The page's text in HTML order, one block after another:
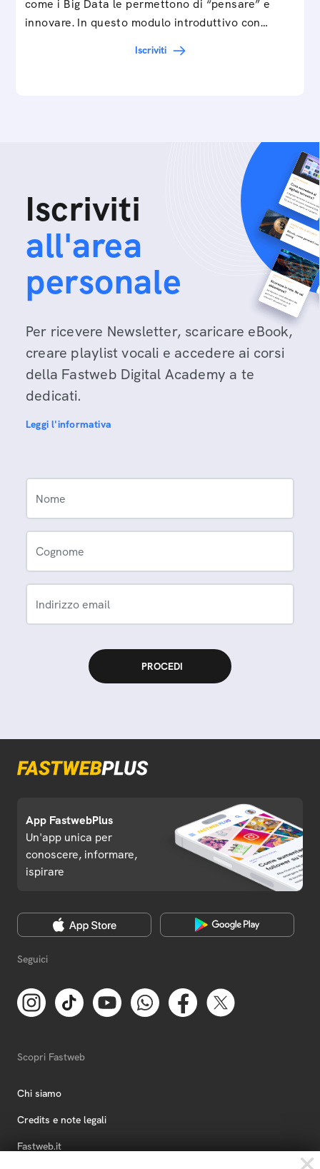
come i Big Data le permettono di “pensare” e
innovare. In questo modulo introduttivo con
Iscriviti
Iscriviti
all'area
personale
Per ricevere Newsletter, scaricare eBook,
creare playlist vocali e accedere ai corsi
della Fastweb Digital Academy a te
dedicati.
Leggi l'informativa
Nome
Cognome
Indirizzo email
App FastwebPlus
Un'app unica per
conoscere, informare,
ispirare
Seguici
Scopri Fastweb
Chi siamo
Credits e note legali
Fastweb.it